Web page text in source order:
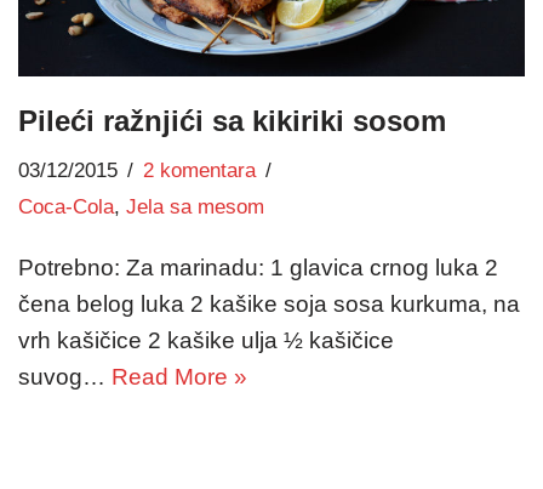
Pileći ražnjići sa kikiriki sosom
03/12/2015
2 komentara
Coca-Cola, Jela sa mesom
Potrebno: Za marinadu: 1 glavica crnog luka 2
čena belog luka 2 kašike soja sosa kurkuma, na
vrh kašičice 2 kašike ulja ½ kašičice
suvog… Read More »